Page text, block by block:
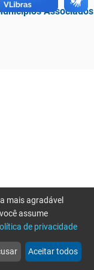
Associados
web more_horiz
Mais
mais agradável
assume
de privacidade
Aceitar todos